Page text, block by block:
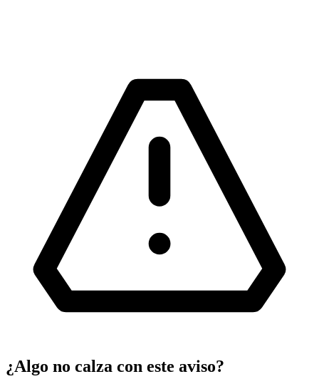
¿Algo no calza con este aviso?